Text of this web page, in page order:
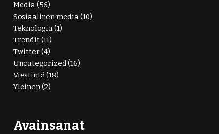
Media(56)
Sosiaalinen media(10)
Teknologia(1)
Trendit(11)
Twitter(4)
Uncategorized(16)
Viestintä(18)
Yleinen(2)
Avainsanat